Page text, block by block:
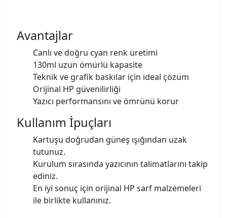
Avantajlar
Canlı ve doğru cyan renk üretimi
130ml uzun ömürlü kapasite
Teknik ve grafik baskılar için ideal çözüm
Orijinal HP güvenilirliği
Yazıcı performansını ve ömrünü korur
Kullanım İpuçları
Kartuşu doğrudan güneş ışığından uzak
tutunuz.
Kurulum sırasında yazıcının talimatlarını takip
ediniz.
En iyi sonuç için orijinal HP sarf malzemeleri
ile birlikte kullanınız.